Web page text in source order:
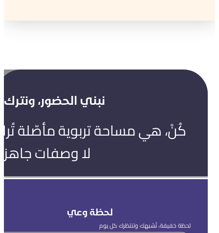
نبني الحضور، ونترك
كُنْ، هي مساحة تربوية مأصّلة
لا وصفات
لحظة وعي
لحظة خفيفة، تُشبهك وتنتظرك كل يوم